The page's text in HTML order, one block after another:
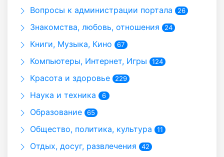
Вопросы к администрации портала 26
Знакомства, любовь, отношения 24
Книги, Музыка, Кино 67
Компьютеры, Интернет, Игры 124
Красота и здоровье 229
Наука и техника 6
Образование 65
Общество, политика, культура 11
Отдых, досуг, развлечения 42